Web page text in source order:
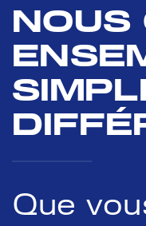
NOUS
Que